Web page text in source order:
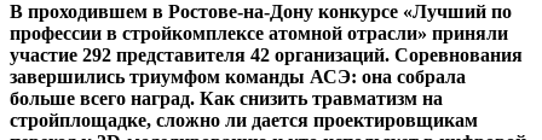
В проходившем в Ростове-на-Дону конкурсе «Лучший по
профессии в стройкомплексе атомной отрасли» приняли
участие 292 представителя 42 организаций. Соревнования
завершились триумфом команды АСЭ: она собрала
больше всего наград. Как снизить травматизм на
стройплощадке, сложно ли дается проектировщикам